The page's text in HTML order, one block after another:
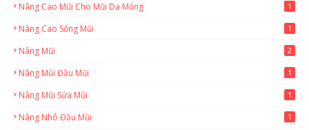
Nâng Cao Mũi Cho Mũi Da Mỏng 1
Nâng Cao Sống Mũi 1
Nâng Mũi 2
Nâng Mũi Đầu Mũi 1
Nâng Mũi Sửa Mũi 1
Nâng Nhô Đầu Mũi 1